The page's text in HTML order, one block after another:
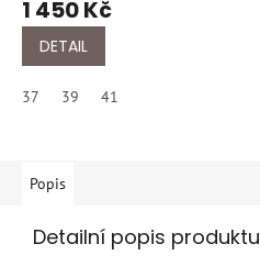
1 450 Kč
DETAIL
37 39 41
Popis
Detailní popis produktu